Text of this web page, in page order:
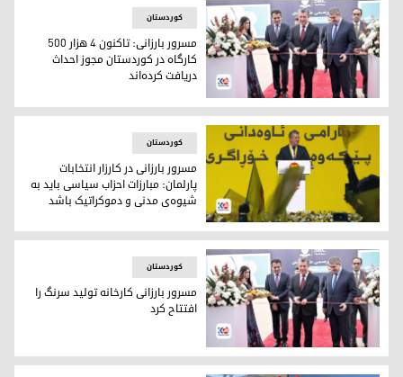
مسرور بارزانی: تاکنون ۴ هزار ۵۰۰ کارگاه در کوردستان مجوز احداث دریافت کرده‌اند
کوردستان
مسرور بارزانی: تاکنون ۴ هزار ۵۰۰
کارگاه در کوردستان مجوز احداث
دریافت کرده‌اند
مسرور بارزانی در کارزان انتخباباتی پارلمان کوردستان
کوردستان
مسرور بارزانی در کارزار انتخابات
پارلمان: مبارزات احزاب سیاسی باید به
شیوه‌ی مدنی و دموکراتیک باشد
مسرور بارزانی، نخست‌وزیر اقلیم کوردستان در حال افتتاح
کوردستان
مسرور بارزانی کارخانه تولید سرنگ را
افتتاح کرد